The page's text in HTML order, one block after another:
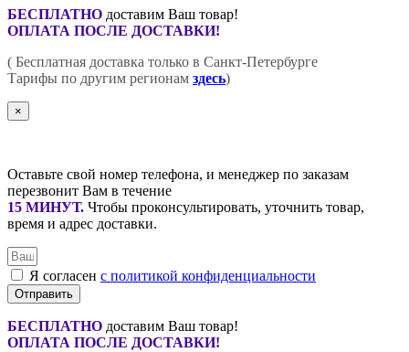
БЕСПЛАТНО доставим Ваш товар!
ОПЛАТА ПОСЛЕ ДОСТАВКИ!
( Бесплатная доставка только в Санкт-Петербурге
Тарифы по другим регионам здесь)
×
Оставьте свой номер телефона, и менеджер по заказам
перезвонит Вам в течение
15 МИНУТ. Чтобы проконсультировать, уточнить товар,
время и адрес доставки.
Я согласен с политикой конфиденциальности
Отправить
БЕСПЛАТНО доставим Ваш товар!
ОПЛАТА ПОСЛЕ ДОСТАВКИ!